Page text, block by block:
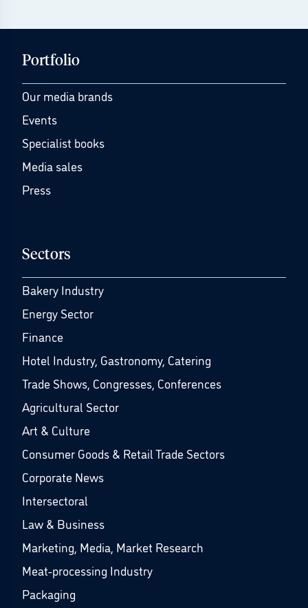
Portfolio
Our media brands
Events
Specialist books
Media sales
Press
Sectors
Bakery Industry
Energy Sector
Finance
Hotel Industry, Gastronomy, Catering
Trade Shows, Congresses, Conferences
Agricultural Sector
Art & Culture
Consumer Goods & Retail Trade Sectors
Corporate News
Intersectoral
Law & Business
Marketing, Media, Market Research
Meat-processing Industry
Packaging